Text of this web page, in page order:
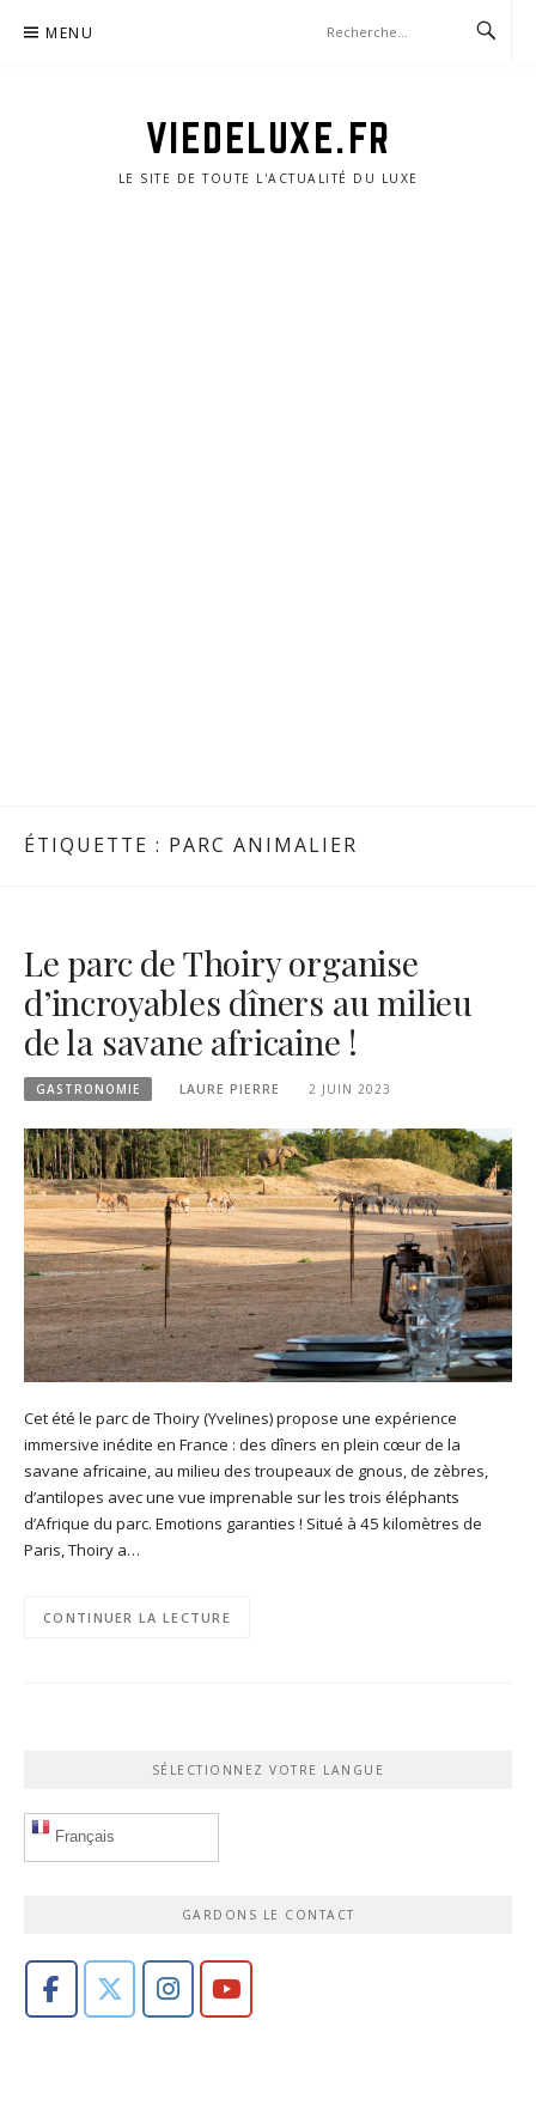
MENU
VIEDELUXE.FR
LE SITE DE TOUTE L'ACTUALITÉ DU LUXE
ÉTIQUETTE : PARC ANIMALIER
Le parc de Thoiry organise
d’incroyables dîners au milieu
de la savane africaine !
GASTRONOMIE LAURE PIERRE 2 JUIN 2023
Cet été le parc de Thoiry (Yvelines) propose une expérience
immersive inédite en France : des dîners en plein cœur de la
savane africaine, au milieu des troupeaux de gnous, de zèbres,
d’antilopes avec une vue imprenable sur les trois éléphants
d’Afrique du parc. Emotions garanties ! Situé à 45 kilomètres de
Paris, Thoiry a…
CONTINUER LA LECTURE
SÉLECTIONNEZ VOTRE LANGUE
Français
GARDONS LE CONTACT